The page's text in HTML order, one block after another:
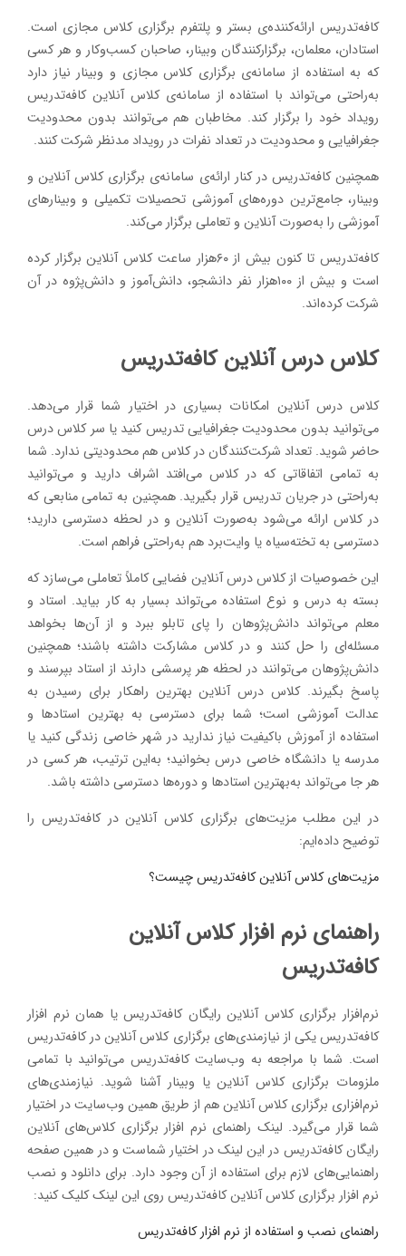
کافه‌تدریس ارائه‌کننده‌ی بستر و پلتفرم برگزاری کلاس مجازی است.
استادان، معلمان، برگزارکنندگان وبینار، صاحبان کسب‌وکار و هر کسی
که به استفاده از سامانه‌ی برگزاری کلاس مجازی و وبینار نیاز دارد
به‌راحتی می‌تواند با استفاده از سامانه‌ی کلاس آنلاین کافه‌تدریس
رویداد خود را برگزار کند. مخاطبان هم می‌توانند بدون محدودیت
جغرافیایی و محدودیت در تعداد نفرات در رویداد مدنظر شرکت کنند.
همچنین کافه‌تدریس در کنار ارائه‌ی سامانه‌ی برگزاری کلاس آنلاین و
وبینار، جامع‌ترین دوره‌های آموزشی تحصیلات تکمیلی و وبینارهای
آموزشی را به‌صورت آنلاین و تعاملی برگزار می‌کند.
کافه‌تدریس تا کنون بیش از ۶۰هزار ساعت کلاس آنلاین برگزار کرده
است و بیش از ۱۰۰هزار نفر دانشجو، دانش‌آموز و دانش‌پژوه در آن
شرکت کرده‌اند.
کلاس درس آنلاین کافه‌تدریس
کلاس درس آنلاین امکانات بسیاری در اختیار شما قرار می‌دهد.
می‌توانید بدون محدودیت جغرافیایی تدریس کنید یا سر کلاس درس
حاضر شوید. تعداد شرکت‌کنندگان در کلاس هم محدودیتی ندارد. شما
به تمامی اتفاقاتی که در کلاس می‌افتد اشراف دارید و می‌توانید
به‌راحتی در جریان تدریس قرار بگیرید. همچنین به تمامی منابعی که
در کلاس ارائه می‌شود به‌صورت آنلاین و در لحظه دسترسی دارید؛
دسترسی به تخته‌سیاه یا وایت‌برد هم به‌راحتی فراهم است.
این خصوصیات از کلاس درس آنلاین فضایی کاملاً تعاملی می‌سازد که
بسته به درس و نوع استفاده می‌تواند بسیار به کار بیاید. استاد و
معلم می‌تواند دانش‌پژوهان را پای تابلو ببرد و از آن‌ها بخواهد
مسئله‌ای را حل کنند و در کلاس مشارکت داشته باشند؛ همچنین
دانش‌پژوهان می‌توانند در لحظه هر پرسشی دارند از استاد بپرسند و
پاسخ بگیرند. کلاس درس آنلاین بهترین راهکار برای رسیدن به
عدالت آموزشی است؛ شما برای دسترسی به بهترین استادها و
استفاده از آموزش باکیفیت نیاز ندارید در شهر خاصی زندگی کنید یا
مدرسه یا دانشگاه خاصی درس بخوانید؛ به‌این ترتیب، هر کسی در
هر جا می‌تواند به‌بهترین استادها و دوره‌ها دسترسی داشته باشد.
در این مطلب مزیت‌های برگزاری کلاس آنلاین در کافه‌تدریس را
توضیح داده‌ایم:
مزیت‌های کلاس آنلاین کافه‌تدریس چیست؟
راهنمای نرم افزار کلاس آنلاین
کافه‌تدریس
نرم‌افزار برگزاری کلاس آنلاین رایگان کافه‌تدریس یا همان نرم افزار
کافه‌تدریس یکی از نیازمندی‌های برگزاری کلاس آنلاین در کافه‌تدریس
است. شما با مراجعه به وب‌سایت کافه‌تدریس می‌توانید با تمامی
ملزومات برگزاری کلاس آنلاین یا وبینار آشنا شوید. نیازمندی‌های
نرم‌افزاری برگزاری کلاس آنلاین هم از طریق همین وب‌سایت در اختیار
شما قرار می‌گیرد. لینک راهنمای نرم افزار برگزاری کلاس‌های آنلاین
رایگان کافه‌تدریس در این لینک در اختیار شماست و در همین صفحه
راهنمایی‌های لازم برای استفاده از آن وجود دارد. برای دانلود و نصب
نرم افزار برگزاری کلاس آنلاین کافه‌تدریس روی این لینک کلیک کنید:
راهنمای نصب و استفاده از نرم افزار کافه‌تدریس